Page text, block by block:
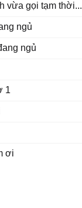
vừa gọi tạm thời...
ngủ
ngủ
1
ơi